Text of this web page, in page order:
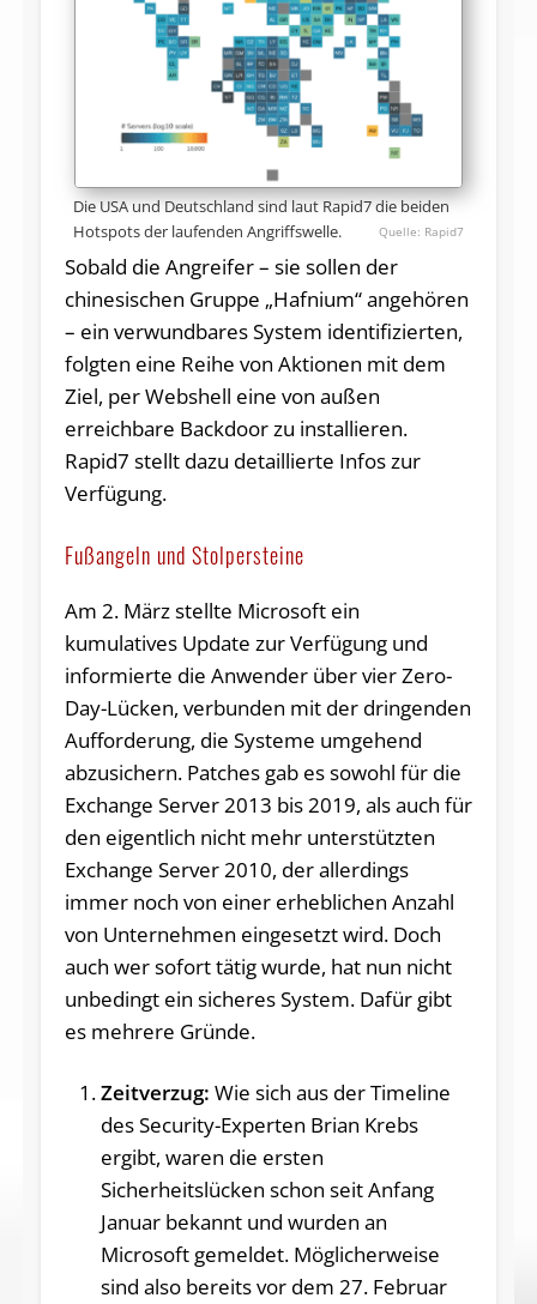
Die USA und Deutschland sind laut Rapid7 die beiden
Hotspots der laufenden Angriffswelle.
Rapid7
Sobald die Angreifer – sie sollen der
chinesischen Gruppe „Hafnium“ angehören
– ein verwundbares System identifizierten,
folgten eine Reihe von Aktionen mit dem
Ziel, per Webshell eine von außen
erreichbare Backdoor zu installieren.
Rapid7 stellt dazu detaillierte Infos zur
Verfügung.
Fußangeln und Stolpersteine
Am 2. März stellte Microsoft ein
kumulatives Update zur Verfügung und
informierte die Anwender über vier Zero-
Day-Lücken, verbunden mit der dringenden
Aufforderung, die Systeme umgehend
abzusichern. Patches gab es sowohl für die
Exchange Server 2013 bis 2019, als auch für
den eigentlich nicht mehr unterstützten
Exchange Server 2010, der allerdings
immer noch von einer erheblichen Anzahl
von Unternehmen eingesetzt wird. Doch
auch wer sofort tätig wurde, hat nun nicht
unbedingt ein sicheres System. Dafür gibt
es mehrere Gründe.
Zeitverzug: Wie sich aus der Timeline
des Security-Experten Brian Krebs
ergibt, waren die ersten
Sicherheitslücken schon seit Anfang
Januar bekannt und wurden an
Microsoft gemeldet. Möglicherweise
sind also bereits vor dem 27. Februar